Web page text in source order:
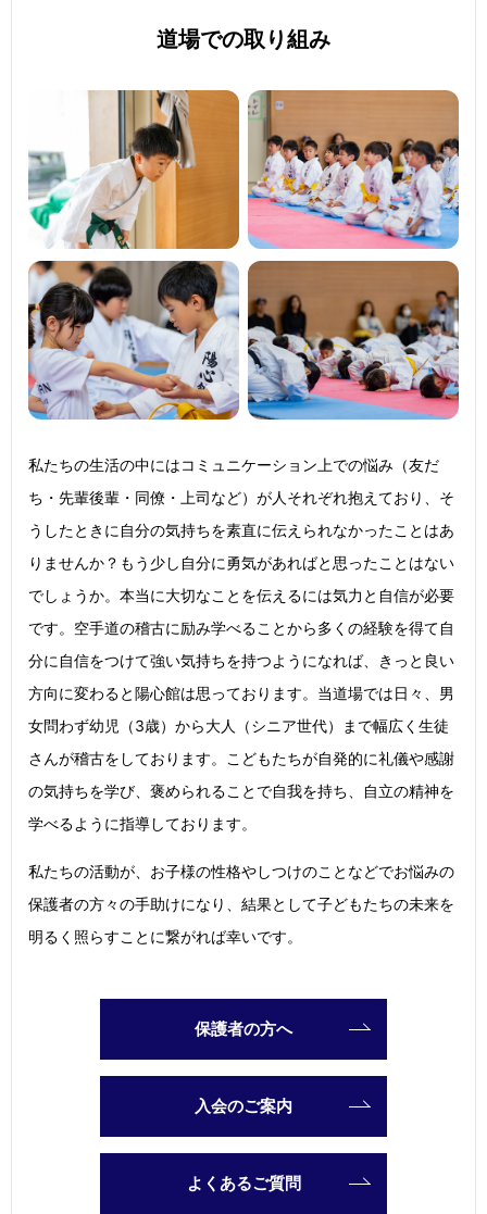
道場での取り組み
私たちの生活の中にはコミュニケーション上での悩み（友だ
ち・先輩後輩・同僚・上司など）が人それぞれ抱えており、そ
うしたときに自分の気持ちを素直に伝えられなかったことはあ
りませんか？もう少し自分に勇気があればと思ったことはない
でしょうか。本当に大切なことを伝えるには気力と自信が必要
です。空手道の稽古に励み学べることから多くの経験を得て自
分に自信をつけて強い気持ちを持つようになれば、きっと良い
方向に変わると陽心館は思っております。当道場では日々、男
女問わず幼児（3歳）から大人（シニア世代）まで幅広く生徒
さんが稽古をしております。こどもたちが自発的に礼儀や感謝
の気持ちを学び、褒められることで自我を持ち、自立の精神を
学べるように指導しております。
私たちの活動が、お子様の性格やしつけのことなどでお悩みの
保護者の方々の手助けになり、結果として子どもたちの未来を
明るく照らすことに繋がれば幸いです。
保護者の方へ
入会のご案内
よくあるご質問